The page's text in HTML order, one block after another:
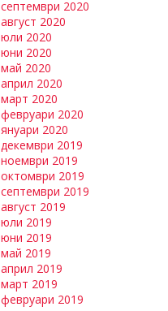
септември 2020
август 2020
юли 2020
юни 2020
май 2020
април 2020
март 2020
февруари 2020
януари 2020
декември 2019
ноември 2019
октомври 2019
септември 2019
август 2019
юли 2019
юни 2019
май 2019
април 2019
март 2019
февруари 2019